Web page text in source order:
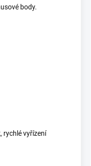
body.
rychlé vyřízení